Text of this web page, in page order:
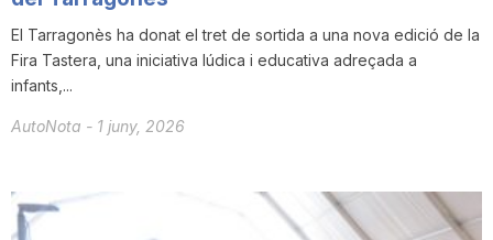
r
El Tarragonès ha donat el tret de sortida a una nova edició de la
Fira Tastera, una iniciativa lúdica i educativa adreçada a
infants,...
AutoNota - 1 juny, 2026